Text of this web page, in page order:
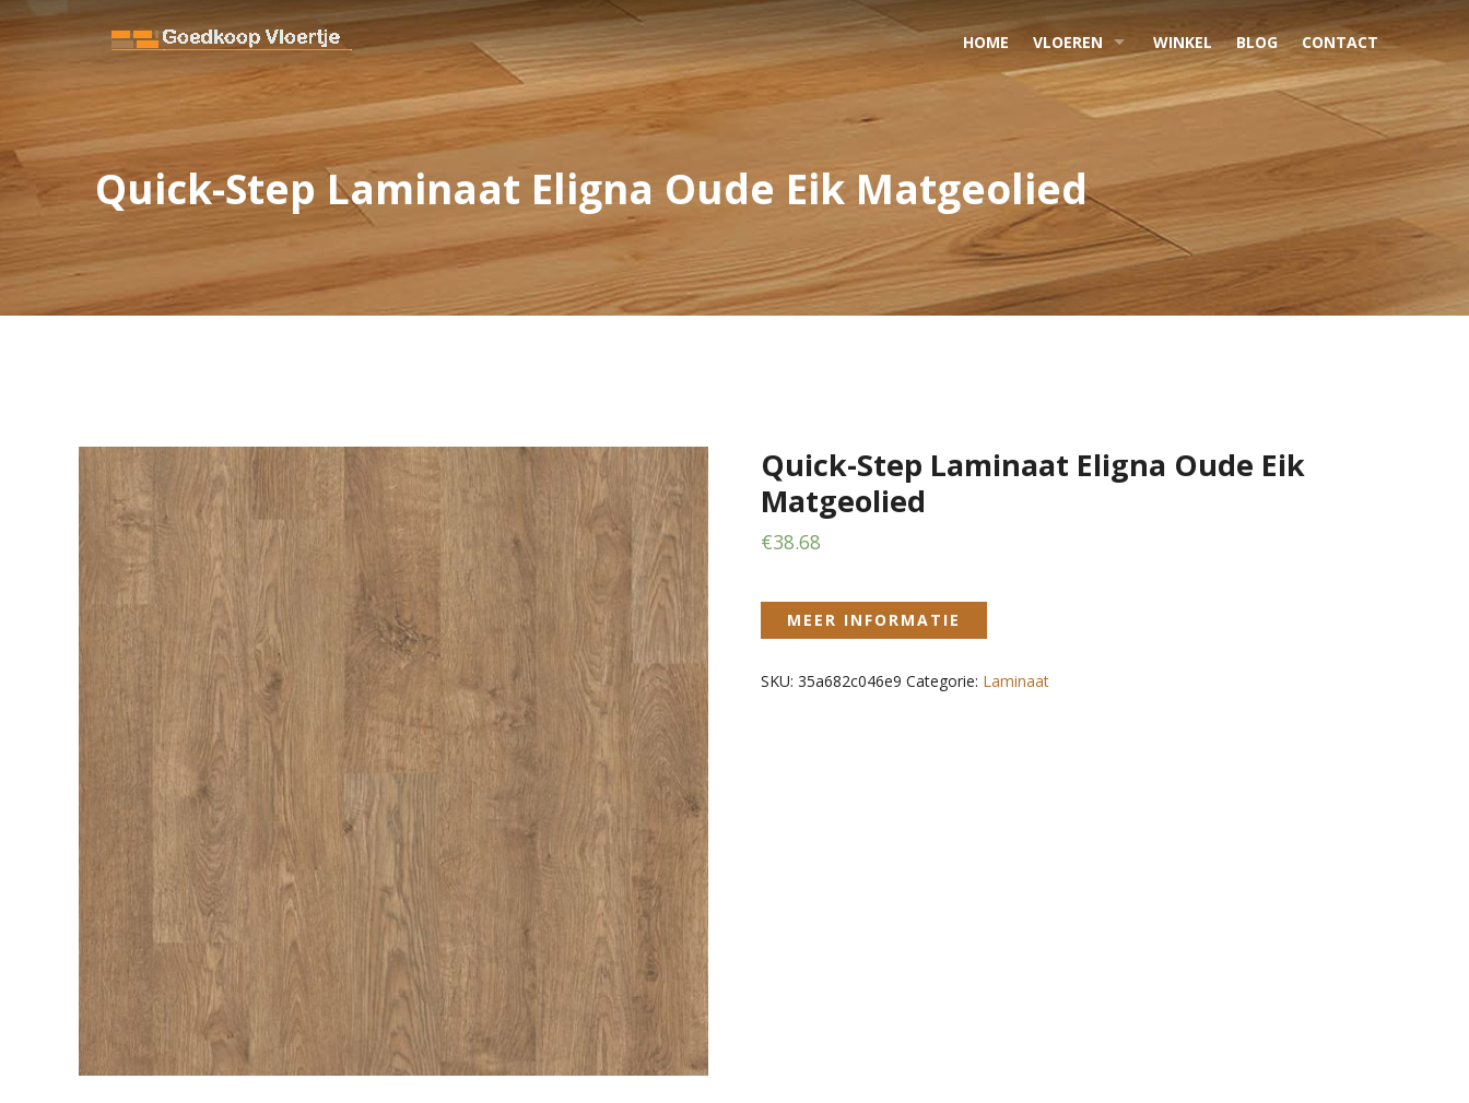
HOME VLOEREN WINKEL BLOG CONTACT
Quick-Step Laminaat Eligna Oude Eik Matgeolied
Quick-Step Laminaat Eligna Oude Eik
Matgeolied
€38.68
MEER INFORMATIE
SKU: 35a682c046e9 Categorie: Laminaat